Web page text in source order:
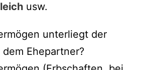
usw.
unterliegt der
Ehepartner?